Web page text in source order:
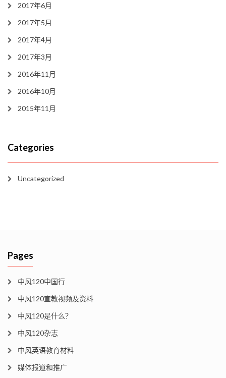
2017年6月
2017年5月
2017年4月
2017年3月
2016年11月
2016年10月
2015年11月
Categories
Uncategorized
Pages
中风120中国行
中风120宣教视频及资料
中风120是什么？
中风120杂志
中风英语教育材料
媒体报道和推广